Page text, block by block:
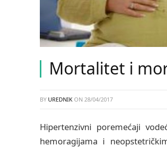
Mortalitet i
BY UREDNIK ON 28/04/2017
Hipertenzivni poremećaji
hemoragijama i